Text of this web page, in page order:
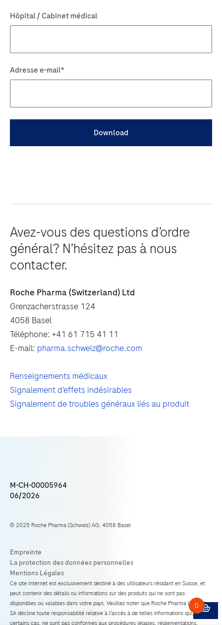
Download
Avez-vous des questions d’ordre
général? N’hésitez pas à nous
contacter.
Roche Pharma (Switzerland) Ltd
Grenzacherstrasse 124
4058 Basel
Téléphone: +41 61 715 41 11
E-mail: pharma.schweiz@roche.com
Renseignements médicaux
Signalement d’effets indésirables
Signalement de troubles généraux liés au produit
M-CH-00005964
06/2026
© 2025 Roche Pharma (Schweiz) AG, 4058 Basel
Ce site Internet est exclusivement destiné à des utilisateurs résidant en Suisse, et
peut contenir des détails ou informations sur des produits qui ne sont pas
disponibles ou valables dans votre pays. Veuillez noter que Roche Pharma (Suisse)
SA décline toute responsabilité relative à l’accès à de telles informations qui, dans
certains cas, ne sont pas conformes aux procédures légales, réglementations,